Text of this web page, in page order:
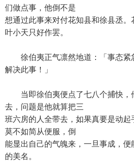
们做点事，他倒不是
想通过此事来对付花知县和徐县丞。
叶小天只好作罢。
徐伯夷正气凛然地道：「事态紧
解决此事！」
当即徐伯夷便点了七八个捕快，
去，问题是他就算把三
班六房的人全带去，如果真要是动起
莫不如简从便服，倒
能显出自己的气魄来，一旦事成，便
的美名。